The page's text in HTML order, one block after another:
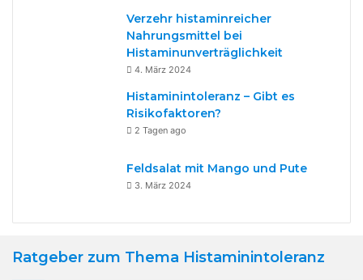
Verzehr histaminreicher
Nahrungsmittel bei
Histaminunverträglichkeit
4. März 2024
Histaminintoleranz – Gibt es
Risikofaktoren?
2 Tagen ago
Feldsalat mit Mango und Pute
3. März 2024
Ratgeber zum Thema Histaminintoleranz